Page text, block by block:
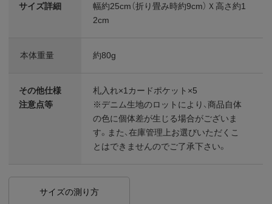
サイズ詳細
幅約25cm（折り畳み時約9cm）Ｘ高さ約1
2cm
本体重量 約80g
その他仕様
注意点等
札入れ×1カードポケット×5
※デニム生地のロットにより、商品自体
の色に個体差が生じる場合がございま
す。また、在庫管理上お選びいただくこ
とはできませんのでご了承下さい。
サイズの測り方